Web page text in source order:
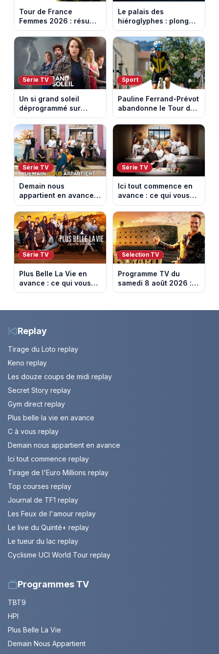
Tour de France
Femmes 2026 : résumé
vidéo de la 9e étape
entre Sisteron et Nice
Le palais des
hiéroglyphes : plongez
dans la tombe
égyptienne qui fascine
les archéologues
Série TV
Un si grand soleil
déprogrammé sur
France 3 : cinq
épisodes inédits
diffusés le 13 août
Sport
Pauline Ferrand-Prévot
abandonne le Tour de
France Femmes avant
la 8e étape
Série TV
Demain nous
appartient en avance :
ce qui vous attend la
semaine du 10 au 14
août 2026 (spoiler)
Série TV
Ici tout commence en
avance : ce qui vous
attend la semaine du
10 au 14 août 2026
(spoiler)
Série TV
Plus Belle La Vie en
avance : ce qui vous
attend la semaine du
(spoiler)
Sélection TV
Programme TV du
samedi 8 août 2026 :
notre sélection pour
Replay
Tirage du Loto replay
Keno replay
Les douze coups de midi replay
Secret Story replay
Gym direct replay
Plus belle la vie en avance
C à vous replay
Demain nous appartient en avance
Ici tout commence replay
Tirage de l'Euro Millions replay
Top courses replay
Journal de TF1 replay
Les Feux de l'amour replay
Le live du Quinté+ replay
Le tueur du lac replay
Cyclisme UCI World Tour replay
Programmes TV
TBT9
HPI
Plus Belle La Vie
Demain Nous Appartient